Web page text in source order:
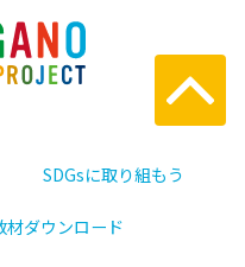
SDGsに取り組もう
材ダウンロード